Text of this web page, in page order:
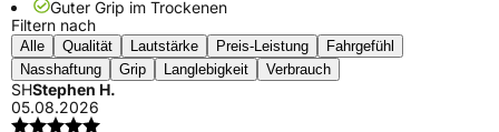
Guter Grip im Trockenen
Filtern nach
Alle Qualität Lautstärke Preis-Leistung
Fahrgefühl
Nasshaftung
Grip Langlebigkeit Verbrauch
SHStephen H.
05.08.2026